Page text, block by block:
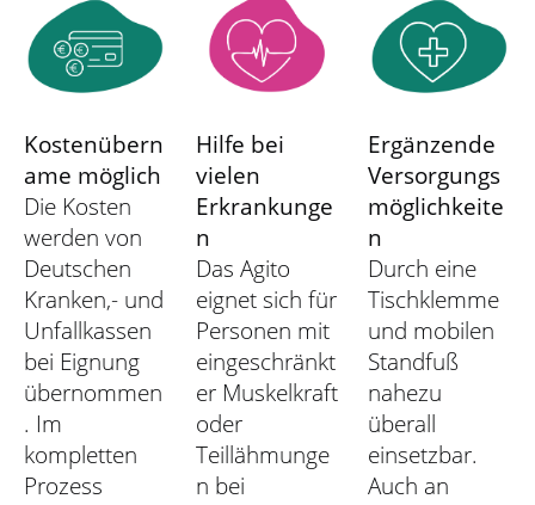
Kostenübern
ame möglich
Die Kosten
werden von
Deutschen
Kranken,- und
Unfallkassen
bei Eignung
übernommen
. Im
kompletten
Prozess
Hilfe bei
vielen
Erkrankunge
n
Das Agito
eignet sich für
Personen mit
eingeschränkt
er Muskelkraft
oder
Teillähmunge
n bei
Ergänzende
Versorgungs
möglichkeite
n
Durch eine
Tischklemme
und mobilen
Standfuß
nahezu
überall
einsetzbar.
Auch an